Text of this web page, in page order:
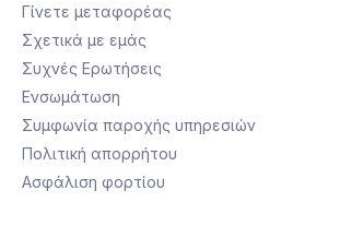
Γίνετε μεταφορέας
Σχετικά με εμάς
Συχνές Ερωτήσεις
Ενσωμάτωση
Συμφωνία παροχής υπηρεσιών
Πολιτική απορρήτου
Ασφάλιση φορτίου